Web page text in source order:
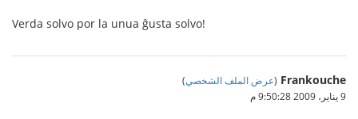
Verda solvo por la unua ĝusta solvo!
Frankouche
(عرض الملف الشخصي)
9 يناير، 2009 9:50:28 م